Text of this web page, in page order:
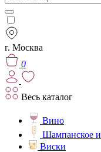
г. Москва
0
Весь каталог
Вино
Шампанское
Виски